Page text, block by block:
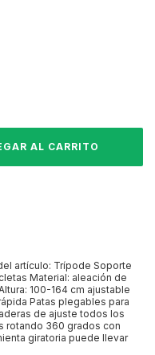
artículo: Trípode Soporte
Material: aleación de
100-164 cm ajustable
Patas plegables para
de ajuste todos los
rotando 360 grados con
giratoria puede llevar